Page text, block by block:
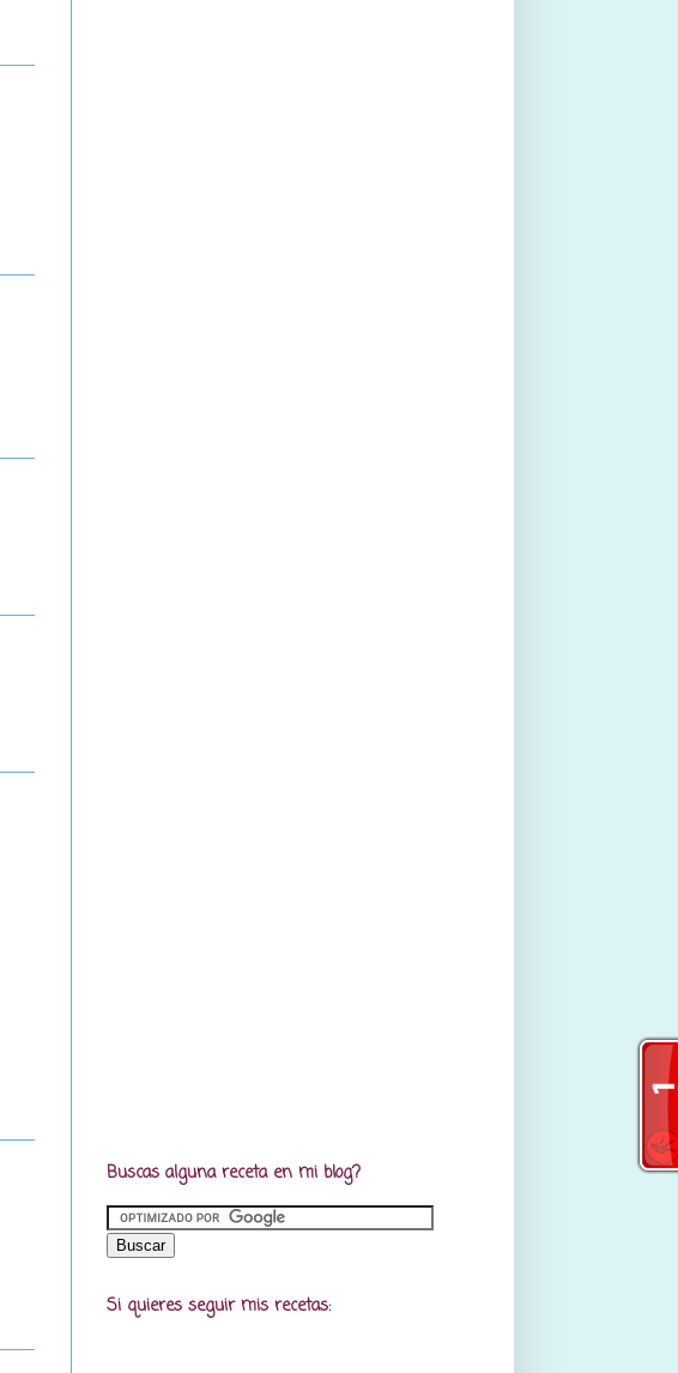
Buscas alguna receta en mi blog?
Si quieres seguir mis recetas: